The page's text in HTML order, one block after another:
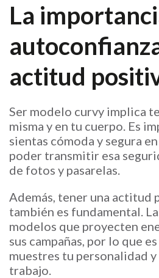
La
actitud
Ser modelo curvy implica
misma y en tu cuerpo. Es
sientas cómoda y segura
poder transmitir esa
de fotos y pasarelas.
Además, tener una actitud
también es fundamental.
modelos que proyecten
sus campañas, por lo que
muestres tu personalidad y
trabajo.